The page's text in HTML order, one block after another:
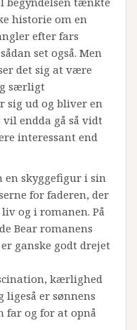
historie om en
efter fars
set også. Men
det sig at være
særligt
sig ud og bliver en
endda gå så vidt
interessant end
en skyggefigur i sin
for faderen, der
og i romanen. På
Bear romanens
ganske godt drejet
kærlighed
ligeså er sønnens
far og for at opnå